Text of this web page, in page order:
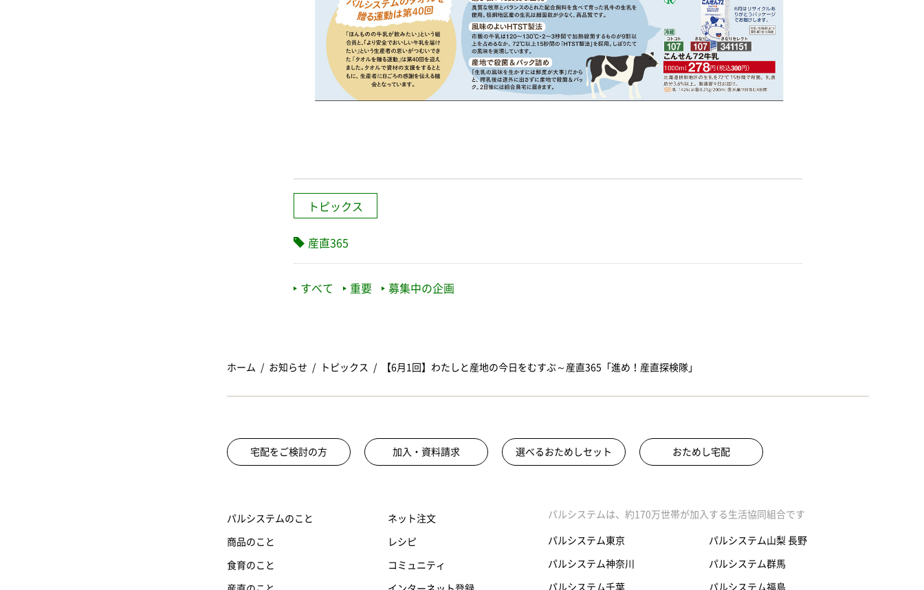
トピックス
産直365
すべて 重要 募集中の企画
ホーム お知らせ トピックス 【6月1回】わたしと産地の今日をむすぶ～産直365「進め！産直探検隊」
宅配をご検討の方 加入・資料請求 選べるおためしセット おためし宅配
パルシステムのこと
商品のこと
食育のこと
ネット注文
レシピ
コミュニティ
パルシステムは、約170万世帯が加入する生活協同組合です
パルシステム東京
パルシステム神奈川
パルシステム千葉
パルシステム山梨 長野
パルシステム群馬
パルシステム福島